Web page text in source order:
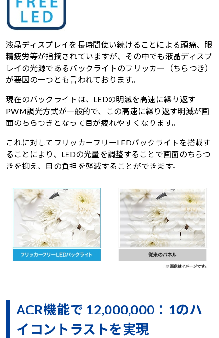
液晶ディスプレイを長時間使い続けることによる頭痛、眼
精疲労等が指摘されていますが、その中でも液晶ディスプ
レイの光源であるバックライトのフリッカー（ちらつき）
が要因の一つとも言われております。
現在のバックライトは、LEDの明滅を高速に繰り返す
PWM調光方式が一般的で、この高速に繰り返す明滅が画
面のちらつきとなって目が疲れやすくなります。
これに対してフリッカーフリーLEDバックライトを搭載す
ることにより、LEDの光量を調整することで画面のちらつ
きを抑え、目の負担を軽減することができます。
ACR機能で 12,000,000：1のハ
イコントラストを実現